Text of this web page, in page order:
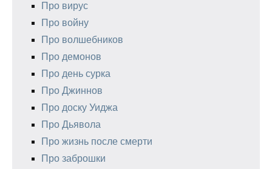
Про вирус
Про войну
Про волшебников
Про демонов
Про день сурка
Про Джиннов
Про доску Уиджа
Про Дьявола
Про жизнь после смерти
Про заброшки